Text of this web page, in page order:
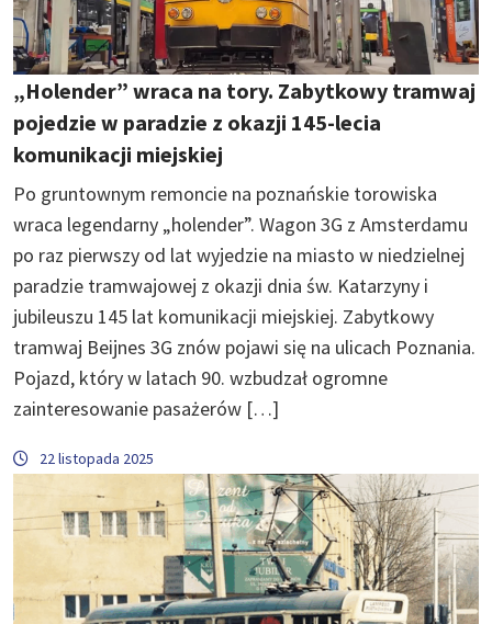
„Holender” wraca na tory. Zabytkowy tramwaj
pojedzie w paradzie z okazji 145-lecia
komunikacji miejskiej
Po gruntownym remoncie na poznańskie torowiska
wraca legendarny „holender”. Wagon 3G z Amsterdamu
po raz pierwszy od lat wyjedzie na miasto w niedzielnej
paradzie tramwajowej z okazji dnia św. Katarzyny i
jubileuszu 145 lat komunikacji miejskiej. Zabytkowy
tramwaj Beijnes 3G znów pojawi się na ulicach Poznania.
Pojazd, który w latach 90. wzbudzał ogromne
zainteresowanie pasażerów […]
22 listopada 2025